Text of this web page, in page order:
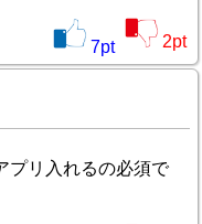
7pt 2pt
プリ入れるの必須で